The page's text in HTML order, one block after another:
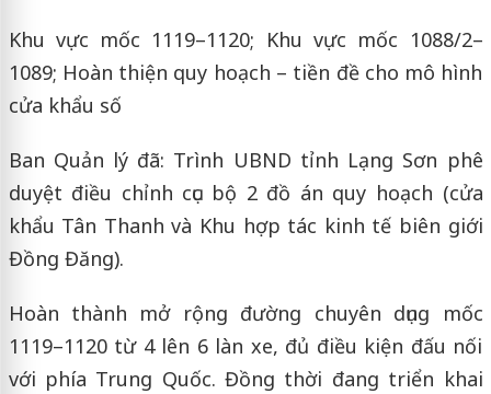
Khu vực mốc 1119–1120; Khu vực mốc 1088/2–
1089; Hoàn thiện quy hoạch – tiền đề cho mô hình
cửa khẩu số
Ban Quản lý đã: Trình UBND tỉnh Lạng Sơn phê
duyệt điều chỉnh cục bộ 2 đồ án quy hoạch (cửa
khẩu Tân Thanh và Khu hợp tác kinh tế biên giới
Đồng Đăng).
Hoàn thành mở rộng đường chuyên dụng mốc
1119–1120 từ 4 lên 6 làn xe, đủ điều kiện đấu nối
với phía Trung Quốc. Đồng thời đang triển khai